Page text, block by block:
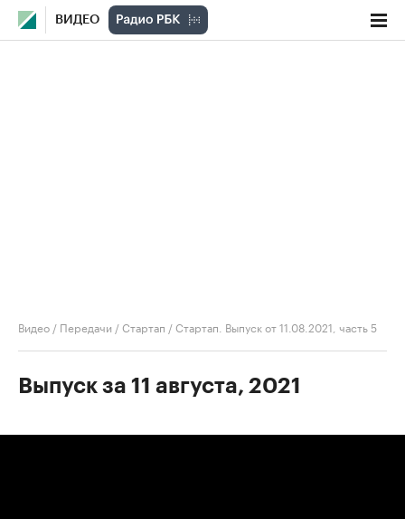
ВИДЕО
Видео / Передачи /Стартап /Стартап. Выпуск от 11.08.2021, часть 5
Выпуск за 11 августа, 2021